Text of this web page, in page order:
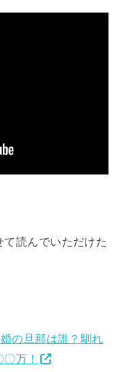
て読んでいただけた
の旦那は誰？馴れ
万！